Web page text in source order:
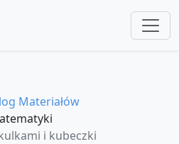
Materiałów
i kubeczki